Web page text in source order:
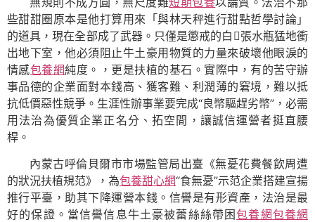
些甜甜圈原本是他打算用來「與林天秤進行甜點哲學討論」
的道具，現在全部成了武器。只僅是懲戒的白張水瓶猛地衝
出地下室，他必須阻止牛土豪用物質的力量來破壞他眼淚的
情感包養網純度。，更是扶植的基石。實際中，有的苦守辦
事品德的企業面對本錢高、獲客難、利潤薄的窘境，難以抵
抗低價惡性競爭。生涯性辦事業要完成“良幣驅趕劣幣”，必需
用法治為優質企業正名分、拓空間，讓誠信運營者挺直腰
桿。
內蒙古呼倫貝爾市市場監管局出臺《無憂花費餐飲周遭
的狀況扶植規范》，為包養甜心網“食無憂”示范企業搭建宣揚
推行平臺，助其下降運營本錢。信譽是有形資產，法治是最
好的保證。當信譽信息牛土豪被蕾絲絲帶困包養網包養網